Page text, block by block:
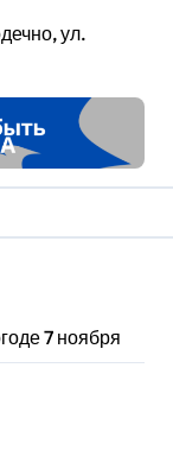
ул.
7 ноября